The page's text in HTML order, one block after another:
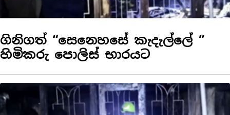
ගිනිගත් “සෙනෙහසේ කැදැල්ලේ ”
හිමිකරු පොලිස් භාරයට